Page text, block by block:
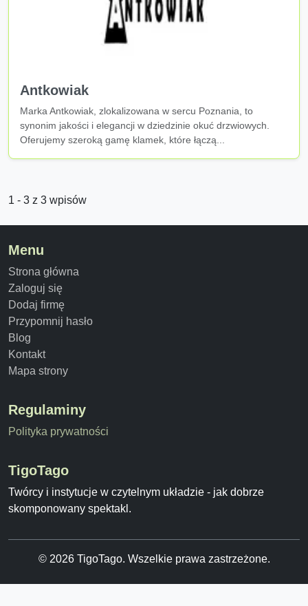
Antkowiak
Marka Antkowiak, zlokalizowana w sercu Poznania, to
synonim jakości i elegancji w dziedzinie okuć drzwiowych.
Oferujemy szeroką gamę klamek, które łączą...
1 - 3 z 3 wpisów
Menu
Strona główna
Zaloguj się
Dodaj firmę
Przypomnij hasło
Blog
Kontakt
Mapa strony
Regulaminy
Polityka prywatności
TigoTago
Twórcy i instytucje w czytelnym układzie - jak dobrze
skomponowany spektakl.
© 2026 TigoTago. Wszelkie prawa zastrzeżone.